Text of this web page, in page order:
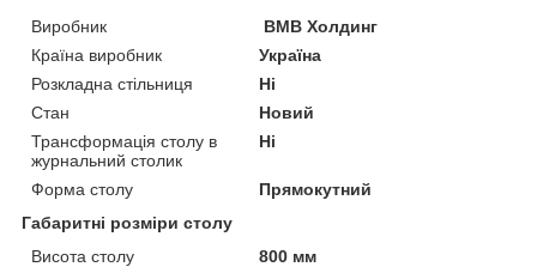
Виробник
ВМВ Холдинг
Країна виробник
Україна
Розкладна стільниця
Ні
Стан
Новий
Трансформація столу в
журнальний столик
Ні
Форма столу
Прямокутний
Габаритні розміри столу
Висота столу
800 мм